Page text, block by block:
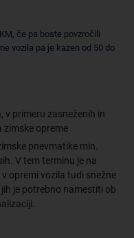
če pa boste povzročili
vozila pa je kazen od 50 do
v primeru zasneženih in
zimske opreme
pnevmatike min.
V tem terminu je na
opremi vozila tudi snežne
je potrebno namestiti ob